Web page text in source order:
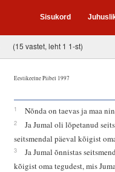
Sisukord
(15 vastet, leht 1 1-st)
Eestikeelne Piibel 1997
1 Nõnda on taevas ja maa
2
Ja Jumal oli lõpetanud
seitsmendal päeval kõigist
3
Ja Jumal õnnistas
kõigist oma tegudest, mis